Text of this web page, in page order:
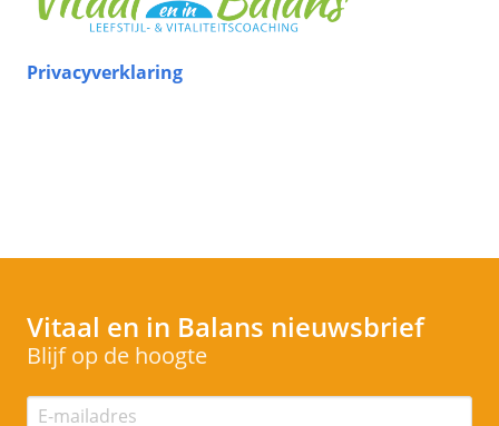
Privacyverklaring
Vitaal en in Balans nieuwsbrief
Blijf op de hoogte